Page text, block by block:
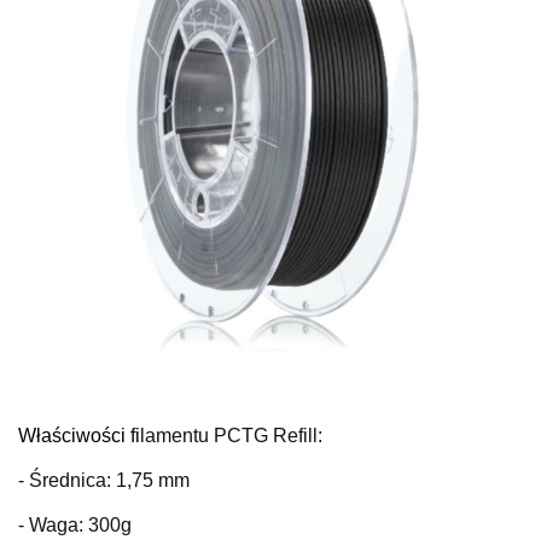
Właściwości fi lamentu PCTG Refill:
- Średnica: 1,75 mm
- Waga: 300g